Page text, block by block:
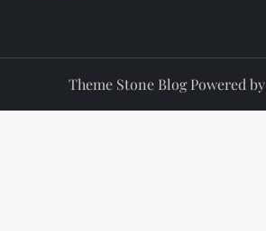
Theme Stone Blog Powered by